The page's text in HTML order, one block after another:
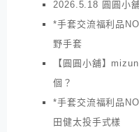
2026.5.18 圓圓小
*手套交流福利品
野手套
【圓圓小舖】
個？
*手套交流福利品
田健太投手式樣